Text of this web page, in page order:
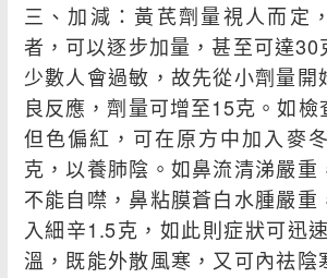
三、加減：黃芪劑量視人而定
者，可以逐步加量，甚至可達30
少數人會過敏，故先從小劑量開
良反應，劑量可增至15克。如檢
但色偏紅，可在原方中加入麥
克，以養肺陰。如鼻流清涕嚴重
不能自噤，鼻粘膜蒼白水腫嚴重
入細辛1.5克，如此則症狀可迅
溫，既能外散風寒，又可內祛陰